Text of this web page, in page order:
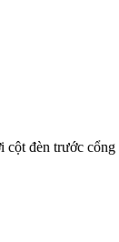
đèn trước